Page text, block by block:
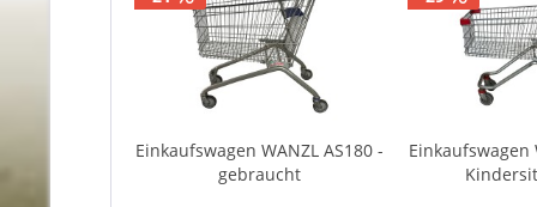
Einkaufswagen WANZL AS180 -
gebraucht
Einkaufswagen